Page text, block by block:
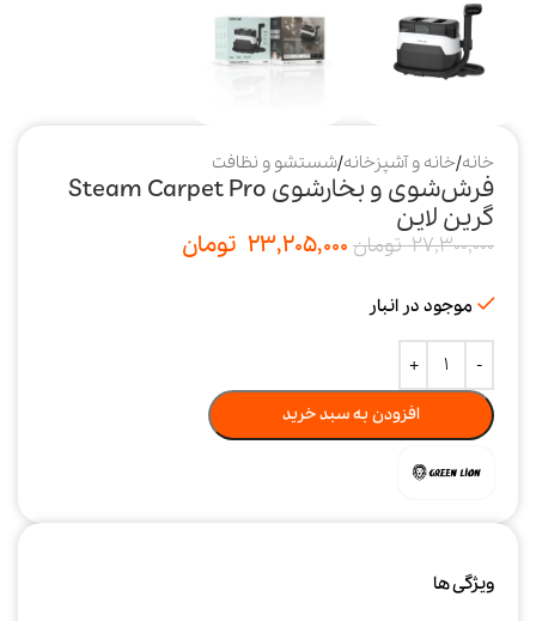
خانه/خانه و آشپزخانه/شستشو و نظافت
فرش‌شوی و بخارشوی Steam Carpet Pro
گرین لاین
27,300,000 تومان 23,205,000 تومان
موجود در انبار
افزودن به سبد خرید
ویژگی ها